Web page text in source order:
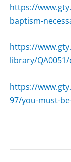
https://
baptism-
https://
library/
https://
97/you-must-